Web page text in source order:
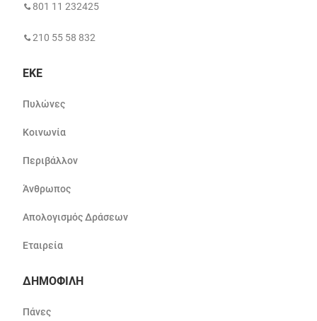
801 11 232425
210 55 58 832
ΕΚΕ
Πυλώνες
Κοινωνία
Περιβάλλον
Άνθρωπος
Απολογισμός Δράσεων
Εταιρεία
ΔΗΜΟΦΙΛΗ
Πάνες